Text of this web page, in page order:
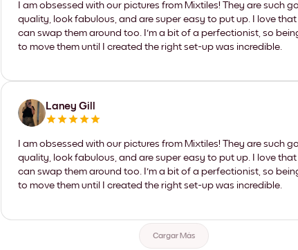
I am obsessed with our pictures from Mixtiles! They are such
quality, look fabulous, and are super easy to put up. I love
can swap them around too. I'm a bit of a perfectionist, so
to move them until I created the right set-up was incredible.
Laney Gill
I am obsessed with our pictures from Mixtiles! They are such
quality, look fabulous, and are super easy to put up. I love
can swap them around too. I'm a bit of a perfectionist, so
to move them until I created the right set-up was incredible.
Cargar Más